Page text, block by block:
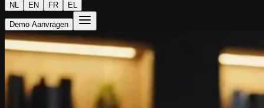
NL EN FR EL
Demo Aanvragen